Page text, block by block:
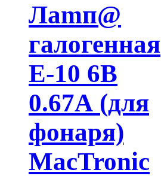
Лamп@
галогенная
Е-10 6В
0.67А (для
фонаря)
MacTronic